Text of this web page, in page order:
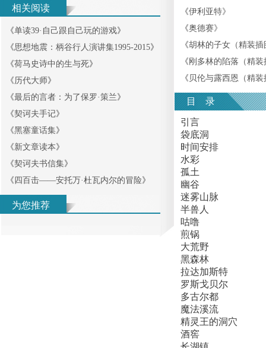
相关阅读
《单读39·自己跟自己玩的游戏》
《思想地震：柄谷行人演讲集1995-2015》
《荷马史诗中的生与死》
《历代大师》
《最后的言者：为了保罗·策兰》
《契诃夫手记》
《黑塞童话集》
《新文章读本》
《契诃夫书信集》
《 四百击——安托万·杜瓦内尔的冒险》
为您推荐
《伊利亚特》
《奥德赛》
《胡林的子女（精装插
《 刚多林的陷落（精装
《 贝伦与露西恩（精装
目 录
引言
袋底洞
时间安排
水彩
孤土
幽谷
迷雾山脉
半兽人
咕噜
煎锅
大荒野
黑森林
拉达加斯特
罗斯戈贝尔
多古尔都
魔法溪流
精灵王的洞穴
酒窖